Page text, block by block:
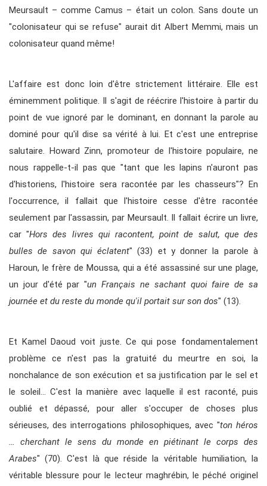
Meursault – comme Camus – était un colon. Sans doute un
"colonisateur qui se refuse" aurait dit Albert Memmi, mais un
colonisateur quand même!
L'affaire est donc loin d'être strictement littéraire. Elle est
éminemment politique. Il s'agit de réécrire l'histoire à partir du
point de vue ignoré par le dominant, en donnant la parole au
dominé pour qu'il dise sa vérité à lui. Et c'est une entreprise
salutaire. Howard Zinn, promoteur de l'histoire populaire, ne
nous rappelle-t-il pas que "tant que les lapins n'auront pas
d'historiens, l'histoire sera racontée par les chasseurs"? En
l'occurrence, il fallait que l'histoire cesse d'être racontée
seulement par l'assassin, par Meursault. Il fallait écrire un livre,
car "Hors des livres qui racontent, point de salut, que des
bulles de savon qui éclatent" (33) et y donner la parole à
Haroun, le frère de Moussa, qui a été assassiné sur une plage,
un jour d'été par "un Français ne sachant quoi faire de sa
journée et du reste du monde qu'il portait sur son dos" (13).
Et Kamel Daoud voit juste. Ce qui pose fondamentalement
problème ce n'est pas la gratuité du meurtre en soi, la
nonchalance de son exécution et sa justification par le sel et
le soleil… C'est la manière avec laquelle il est raconté, puis
oublié et dépassé, pour aller s'occuper de choses plus
sérieuses, des interrogations philosophiques, avec "ton héros
… cherchant le sens du monde en piétinant le corps des
Arabes" (70). C'est là que réside la véritable humiliation, la
véritable blessure pour le lecteur maghrébin, le péché originel